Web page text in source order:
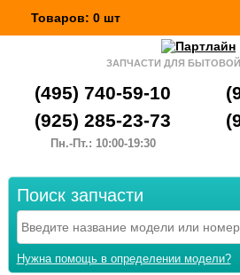
Товаров: 0 шт
ЗАПЧАСТИ ДЛЯ БЫТОВОЙ
(495) 740-59-10
(925) 285-23-73
Пн.-Пт.: 10:00-19:30
Поиск запчасти
Нужна помощь в определении модели?